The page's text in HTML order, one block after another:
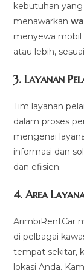
kebutuhan
menawarkan
menyewa mobil
atau lebih,
3.Layanan
Tim layanan
dalam proses
mengenai
informasi dan
dan efisien.
4.Area
ArimbiRentCar
di pelbagai
tempat sekitar,
lokasi Anda.